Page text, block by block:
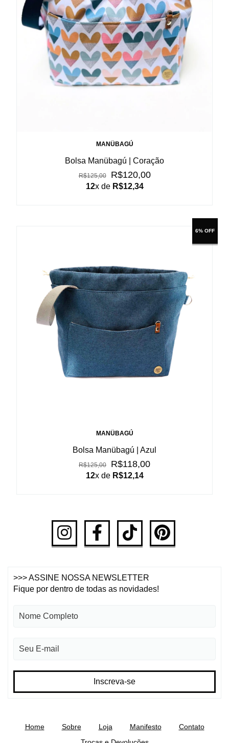
MANÜBAGÚ
Bolsa Manübagú | Coração
R$125,00 R$120,00
12x de R$12,34
6% OFF
MANÜBAGÚ
Bolsa Manübagú | Azul
R$125,00 R$118,00
12x de R$12,14
>>> ASSINE NOSSA NEWSLETTER
Fique por dentro de todas as novidades!
Home Sobre Loja Manifesto
Contato